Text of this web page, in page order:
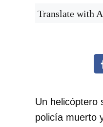
Translate with
Un helicóptero
policía muerto